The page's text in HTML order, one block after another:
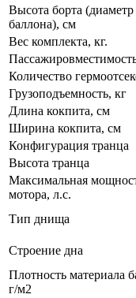
Высота борта (диаметр
баллона), см
Вес комплекта, кг.
Количество
Грузоподъемность, кг
Длина кокпита, см
Ширина кокпита, см
Конфигурация транца
Высота транца
Максимальная
мотора, л.с.
Тип днища
Строение дна
Плотность материала
г/м2